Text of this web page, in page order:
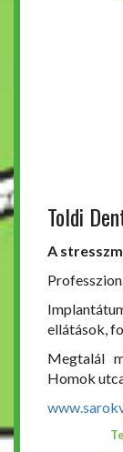
Toldi
A
ellátások,
Megtalál
Homok